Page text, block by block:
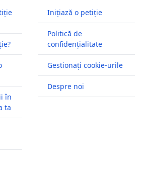
în
ta
Inițiază o petiție
Politică de
confidențialitate
Gestionați cookie-urile
Despre noi